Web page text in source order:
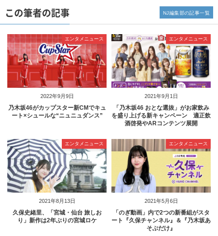
この筆者の記事
2022年9月9日
エンタメニュース
乃木坂46がカップスター新CMでキュ
ート×シュールな“ニュニュダンス”
2021年9月1日
エンタメニュース
「乃木坂46 おとな選抜」がお家飲み
を盛り上げる新キャンペーン 適正飲
酒啓発やARコンテンツ展開
2021年8月13日
エンタメニュース
久保史緒里、「宮城・仙台 旅しお
り」新作は2年ぶりの宮城ロケ
2021年5月6日
エンタメニュース
「のぎ動画」内で2つの新番組がスタ
ート『久保チャンネル』＆『乃木坂あ
そぶだけ』
NJ編集部の記事一覧